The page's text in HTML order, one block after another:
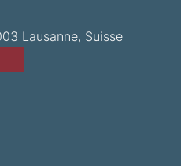
Lausanne, Suisse